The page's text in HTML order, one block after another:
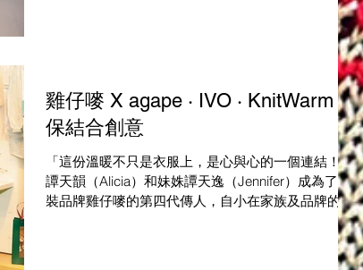
雞仔嘜 X agape · IVO · KnitWarm 環
保結合創意
「這份溫暖不只是衣服上，是心與心的一個連結！」
譚天韻（Alicia）和妹姝譚天逸（Jennifer）成為了服
裝品牌雞仔嘜的第四代傳人，自小在家族及品牌的溫
暖下成長，她們深深感受到這份暖意，並希望與香港